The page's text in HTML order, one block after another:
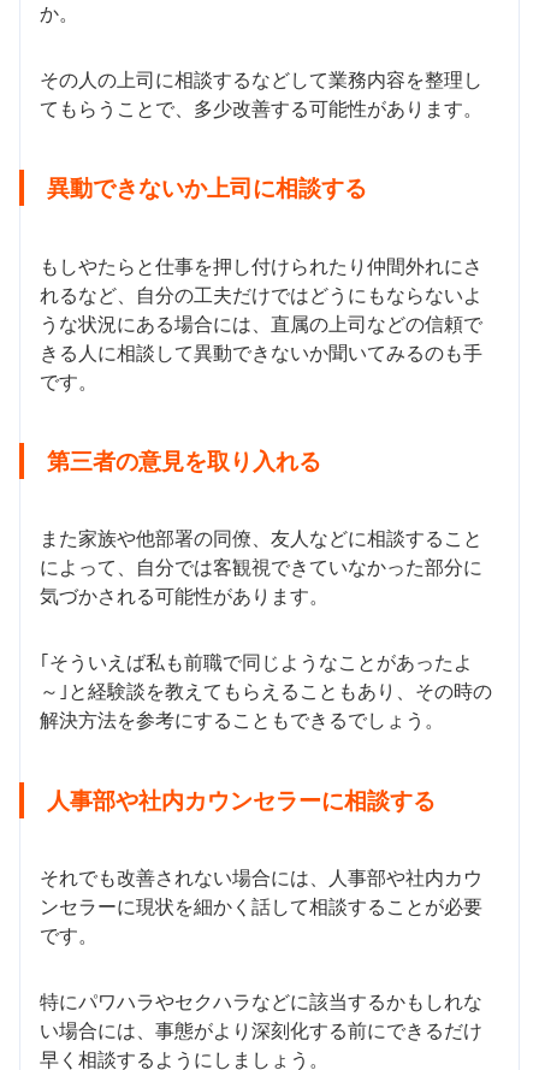
か。
その人の上司に相談するなどして業務内容を整理し
てもらうことで、多少改善する可能性があります。
異動できないか上司に相談する
もしやたらと仕事を押し付けられたり仲間外れにさ
れるなど、自分の工夫だけではどうにもならないよ
うな状況にある場合には、直属の上司などの信頼で
きる人に相談して異動できないか聞いてみるのも手
です。
第三者の意見を取り入れる
また家族や他部署の同僚、友人などに相談すること
によって、自分では客観視できていなかった部分に
気づかされる可能性があります。
｢そういえば私も前職で同じようなことがあったよ
～｣と経験談を教えてもらえることもあり、その時の
解決方法を参考にすることもできるでしょう。
人事部や社内カウンセラーに相談する
それでも改善されない場合には、人事部や社内カウ
ンセラーに現状を細かく話して相談することが必要
です。
特にパワハラやセクハラなどに該当するかもしれな
い場合には、事態がより深刻化する前にできるだけ
早く相談するようにしましょう。